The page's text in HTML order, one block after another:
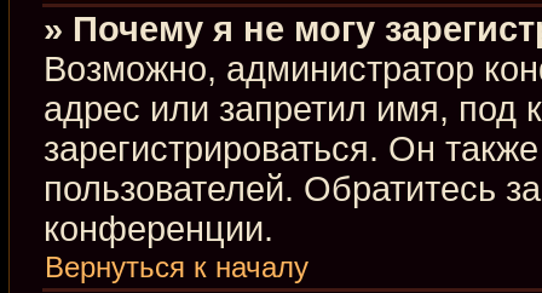
» Почему я не могу
Возможно, администратор
адрес или запретил имя, под
зарегистрироваться. Он
пользователей. Обратитесь
конференции.
Вернуться к началу